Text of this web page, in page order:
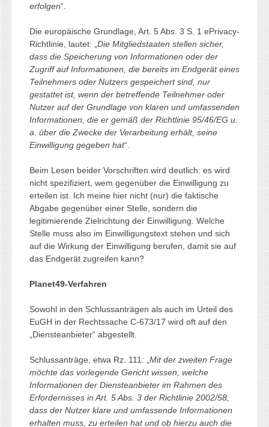
erfolgen“.
Die europäische Grundlage, Art. 5 Abs. 3 S. 1 ePrivacy-
Richtlinie, lautet: „ Die Mitgliedstaaten stellen sicher,
dass die Speicherung von Informationen oder der
Zugriff auf Informationen, die bereits im Endgerät eines
Teilnehmers oder Nutzers gespeichert sind, nur
gestattet ist, wenn der betreffende Teilnehmer oder
Nutzer auf der Grundlage von klaren und umfassenden
Informationen, die er gemäß der Richtlinie 95/46/EG u.
a. über die Zwecke der Verarbeitung erhält, seine
Einwilligung gegeben hat“.
Beim Lesen beider Vorschriften wird deutlich: es wird
nicht spezifiziert, wem gegenüber die Einwilligung zu
erteilen ist. Ich meine hier nicht (nur) die faktische
Abgabe gegenüber einer Stelle, sondern die
legitimierende Zielrichtung der Einwilligung. Welche
Stelle muss also im Einwilligungstext stehen und sich
auf die Wirkung der Einwilligung berufen, damit sie auf
das Endgerät zugreifen kann?
Planet49-Verfahren
Sowohl in den Schlussanträgen als auch im Urteil des
EuGH in der Rechtssache C-673/17 wird oft auf den
„Diensteanbieter“ abgestellt.
Schlussanträge, etwa Rz. 111: „ Mit der zweiten Frage
möchte das vorlegende Gericht wissen, welche
Informationen der Diensteanbieter im Rahmen des
Erfordernisses in Art. 5 Abs. 3 der Richtlinie 2002/58,
dass der Nutzer klare und umfassende Informationen
erhalten muss, zu erteilen hat und ob hierzu auch die